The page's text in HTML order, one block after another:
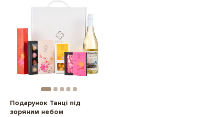
Подарунок Танці під
зоряним небом